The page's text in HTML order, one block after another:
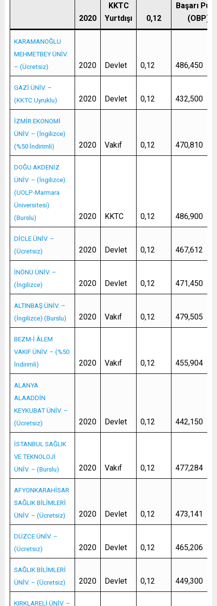
2020
KKTC
Yurtdışı
0,12
Başarı
(OBP)
KARAMANOĞLU
MEHMETBEY ÜNİV.
– (Ücretsiz)
2020 Devlet 0,12 486,450
GAZİ ÜNİV. –
(KKTC Uyruklu)
2020 Devlet 0,12 432,500
İZMİR EKONOMİ
ÜNİV. – (İngilizce)
(%50 İndirimli)
2020 Vakıf 0,12 470,810
DOĞU AKDENİZ
ÜNİV. – (İngilizce)
(UOLP-Marmara
Üniversitesi)
(Burslu)
2020 KKTC 0,12 486,900
DİCLE ÜNİV. –
(Ücretsiz)
2020 Devlet 0,12 467,612
İNÖNÜ ÜNİV. –
(İngilizce)
2020 Devlet 0,12 471,450
ALTINBAŞ ÜNİV. –
(İngilizce) (Burslu)
2020 Vakıf 0,12 479,505
BEZM-İ ÂLEM
VAKIF ÜNİV. – (%50
İndirimli)
2020 Vakıf 0,12 455,904
ALANYA
ALAADDİN
KEYKUBAT ÜNİV. –
(Ücretsiz)
2020 Devlet 0,12 442,150
İSTANBUL SAĞLIK
VE TEKNOLOJİ
ÜNİV. – (Burslu)
2020 Vakıf 0,12 477,284
AFYONKARAHİSAR
SAĞLIK BİLİMLERİ
ÜNİV. – (Ücretsiz)
2020 Devlet 0,12 473,141
DÜZCE ÜNİV. –
(Ücretsiz)
2020 Devlet 0,12 465,206
SAĞLIK BİLİMLERİ
ÜNİV. – (Ücretsiz)
2020 Devlet 0,12 449,300
KIRKLARELİ ÜNİV. –